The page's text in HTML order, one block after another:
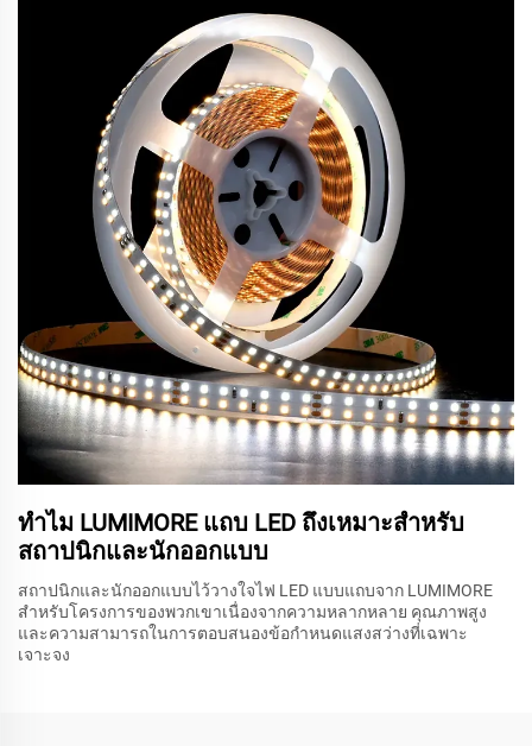
ทำไม LUMIMORE แถบ LED ถึงเหมาะสำหรับ
สถาปนิกและนักออกแบบ
สถาปนิกและนักออกแบบไว้วางใจไฟ LED แบบแถบจาก LUMIMORE
สำหรับโครงการของพวกเขาเนื่องจากความหลากหลาย คุณภาพสูง
และความสามารถในการตอบสนองข้อกำหนดแสงสว่างที่เฉพาะ
เจาะจง